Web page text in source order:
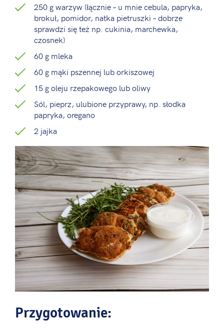
250 g warzyw (łącznie – u mnie cebula, papryka,
brokuł, pomidor, natka pietruszki – dobrze
sprawdzi się też np. cukinia, marchewka,
czosnek)
60 g mleka
60 g mąki pszennej lub orkiszowej
15 g oleju rzepakowego lub oliwy
Sól, pieprz, ulubione przyprawy, np. słodka
papryka, oregano
2 jajka
Przygotowanie: